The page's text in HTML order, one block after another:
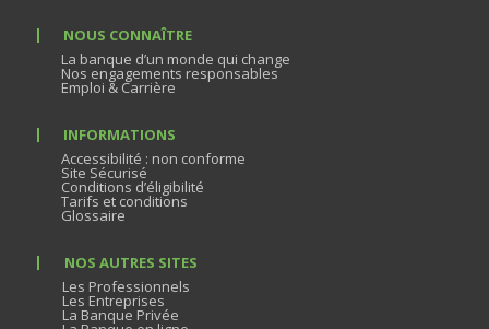
NOUS CONNAÎTRE
La banque d’un monde qui change
Nos engagements responsables
Emploi & Carrière
INFORMATIONS
Accessibilité : non conforme
Site Sécurisé
Conditions d’éligibilité
Tarifs et conditions
Glossaire
NOS AUTRES SITES
Les Professionnels
Les Entreprises
La Banque Privée